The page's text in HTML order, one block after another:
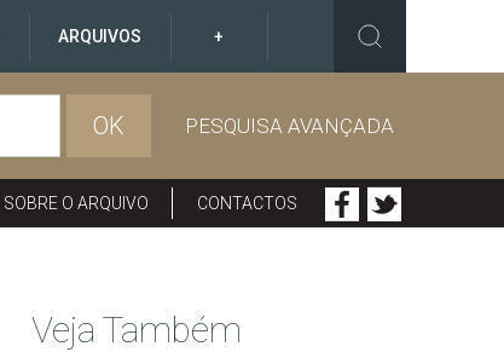
ARQUIVOS +
OK PESQUISA AVANÇADA
SOBRE O ARQUIVO CONTACTOS
Veja Também